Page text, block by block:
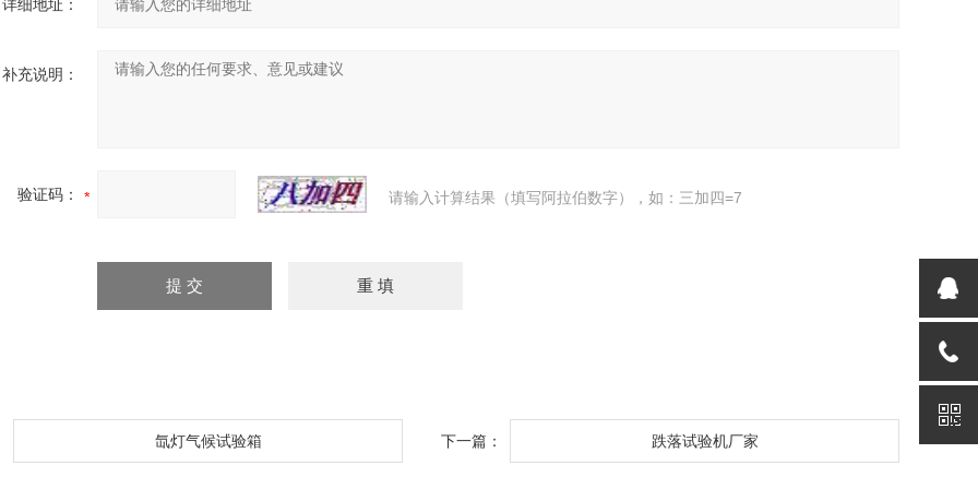
详细地址：
补充说明：
验证码： 请输入计算结果（填写阿拉伯数字），如：三加四=7
氙灯气候试验箱 下一篇： 跌落试验机厂家